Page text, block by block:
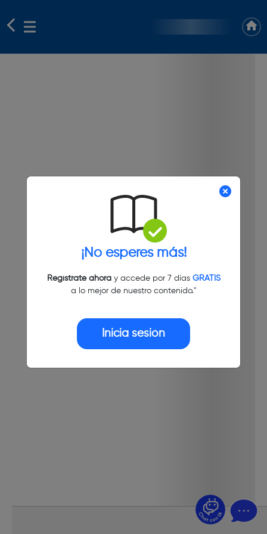
¡No esperes más!
Regístrate ahoray accede por 7 días GRATIS
a lo mejor de nuestro contenido."
Inicia sesión